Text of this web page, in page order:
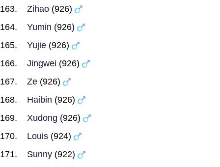
Zihao (926)
Yumin (926)
Yujie (926)
Jingwei (926)
Ze (926)
Haibin (926)
Xudong (926)
Louis (924)
Sunny (922)